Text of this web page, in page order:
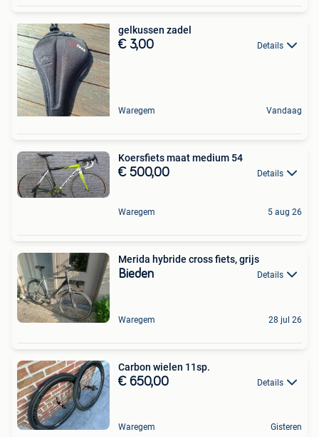
gelkussen zadel
€ 3,00 Details
Waregem Vandaag
Koersfiets maat medium 54
€ 500,00 Details
Waregem 5 aug 26
Merida hybride cross fiets, grijs
Bieden Details
Waregem 28 jul 26
Carbon wielen 11sp.
€ 650,00 Details
Waregem Gisteren